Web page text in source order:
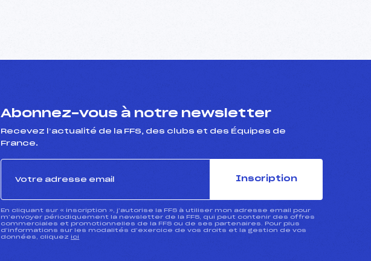
Abonnez-vous à notre newsletter
Recevez l’actualité de la FFS, des clubs et des Équipes de
France.
Inscription
En cliquant sur « inscription », j’autorise la FFS à utiliser mon adresse email pour
m’envoyer périodiquement la newsletter de la FFS, qui peut contenir des offres
commerciales et promotionnelles de la FFS ou de ses partenaires. Pour plus
d’informations sur les modalités d’exercice de vos droits et la gestion de vos
données, cliquez ici